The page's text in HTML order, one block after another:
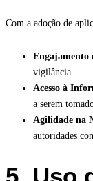
Com a adoção de
Engajamento
vigilância.
Acesso à
a serem
Agilidade na
autoridades
5. Uso